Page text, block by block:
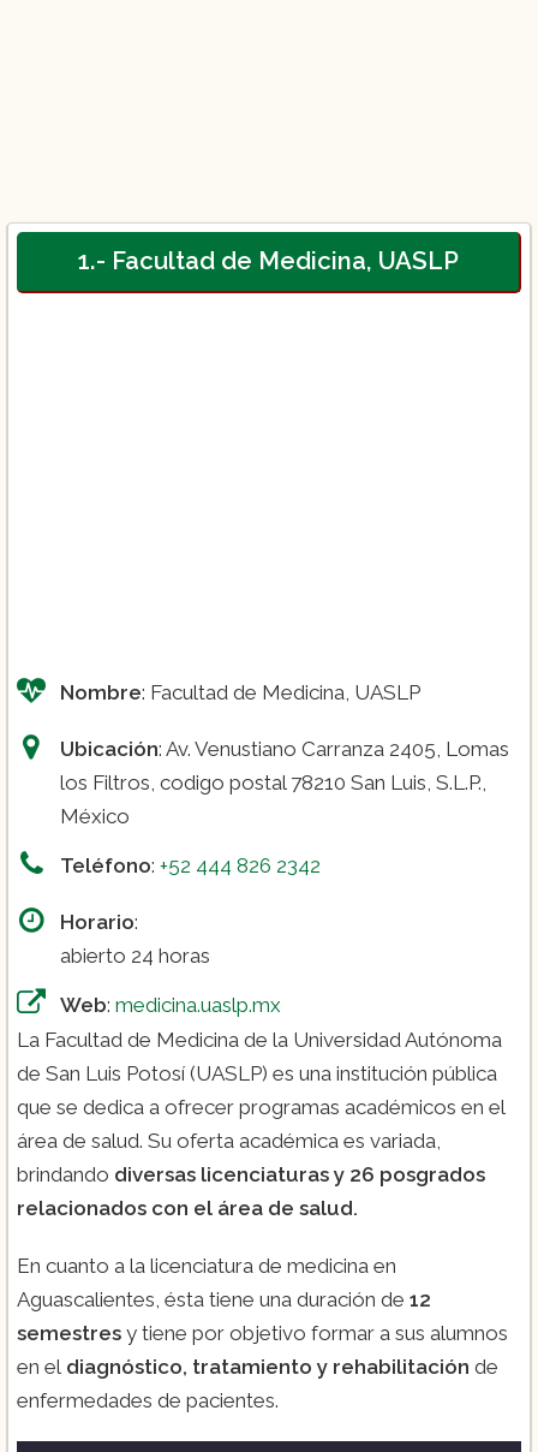
1.- Facultad de Medicina, UASLP
Nombre: Facultad de Medicina, UASLP
Ubicación: Av. Venustiano Carranza 2405, Lomas
los Filtros, codigo postal 78210 San Luis, S.L.P.,
México
Teléfono: +52 444 826 2342
Horario:
abierto 24 horas
Web: medicina.uaslp.mx
La Facultad de Medicina de la Universidad Autónoma
de San Luis Potosí (UASLP) es una institución pública
que se dedica a ofrecer programas académicos en el
área de salud. Su oferta académica es variada,
brindando diversas licenciaturas y 26 posgrados
relacionados con el área de salud.
En cuanto a la licenciatura de medicina en
Aguascalientes, ésta tiene una duración de 12
semestres y tiene por objetivo formar a sus alumnos
en el diagnóstico, tratamiento y rehabilitación de
enfermedades de pacientes.